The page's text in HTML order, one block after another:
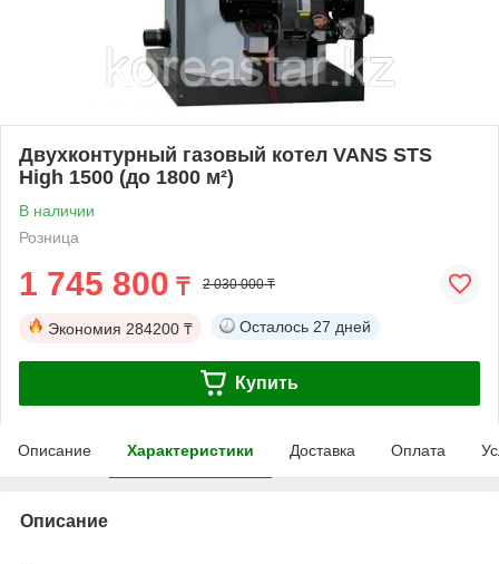
Двухконтурный газовый котел VANS STS
High 1500 (до 1800 м²)
В наличии
Розница
1 745 800 ₸ 2 030 000 ₸
Экономия 284200 ₸ Осталось 27 дней
Купить
Описание Характеристики Доставка Оплата
Описание